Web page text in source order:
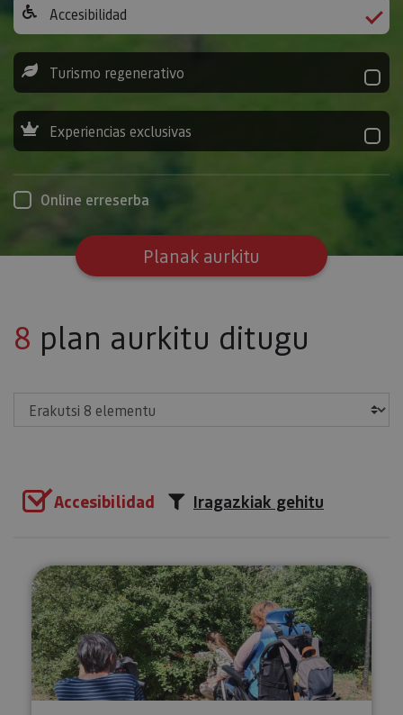
Accesibilidad
Turismo regenerativo
Experiencias exclusivas
Online erreserba
Planak aurkitu
8 plan aurkitu ditugu
Accesibilidad Iragazkiak gehitu
Orientazio egokitua Iruñean